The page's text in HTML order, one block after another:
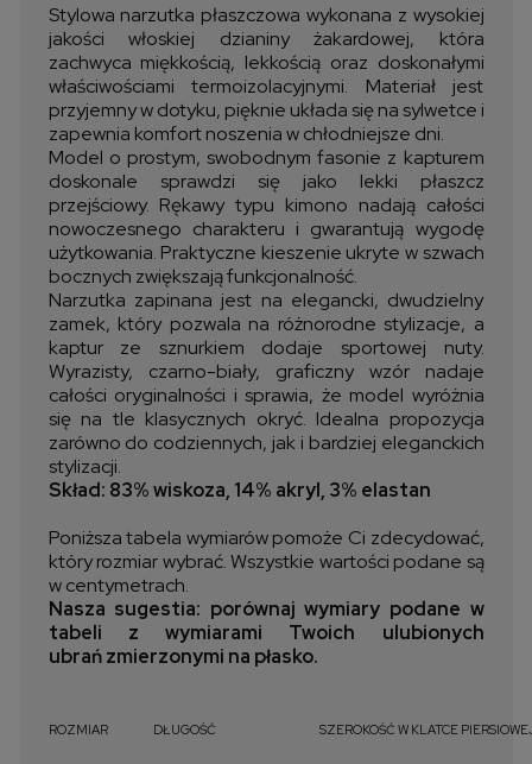
Stylowa narzutka płaszczowa wykonana z wysokiej
jakości włoskiej dzianiny żakardowej, która
zachwyca miękkością, lekkością oraz doskonałymi
właściwościami termoizolacyjnymi. Materiał jest
przyjemny w dotyku, pięknie układa się na sylwetce i
zapewnia komfort noszenia w chłodniejsze dni.
Model o prostym, swobodnym fasonie z kapturem
doskonale sprawdzi się jako lekki płaszcz
przejściowy. Rękawy typu kimono nadają całości
nowoczesnego charakteru i gwarantują wygodę
użytkowania. Praktyczne kieszenie ukryte w szwach
bocznych zwiększają funkcjonalność.
Narzutka zapinana jest na elegancki, dwudzielny
zamek, który pozwala na różnorodne stylizacje, a
kaptur ze sznurkiem dodaje sportowej nuty.
Wyrazisty, czarno-biały, graficzny wzór nadaje
całości oryginalności i sprawia, że model wyróżnia
się na tle klasycznych okryć. Idealna propozycja
zarówno do codziennych, jak i bardziej eleganckich
stylizacji.
Skład: 83% wiskoza, 14% akryl, 3% elastan
Poniższa tabela wymiarów pomoże Ci zdecydować,
który rozmiar wybrać. Wszystkie wartości podane są
w centymetrach.
Nasza sugestia: porównaj wymiary podane w
tabeli z wymiarami Twoich ulubionych
ubrań zmierzonymi na płasko.
ROZMIAR DŁUGOŚĆ SZEROKOŚĆ W KLATCE